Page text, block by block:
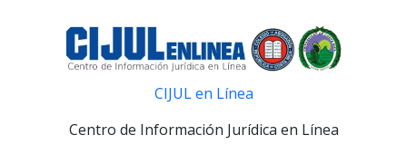
CIJUL en Línea
Centro de Información Jurídica en Línea